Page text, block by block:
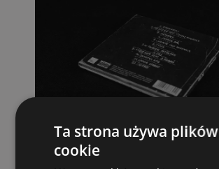
Ta strona używa plików
cookie